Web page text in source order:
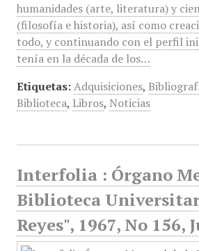
humanidades (arte, literatura) y
(filosofía e historia), así como
todo, y continuando con el perfil
tenía en la década de los…
Etiquetas: Adquisiciones,
Biblioteca, Libros, Noticias
Interfolia : Órgano
Biblioteca
Reyes", 1967, No 156,